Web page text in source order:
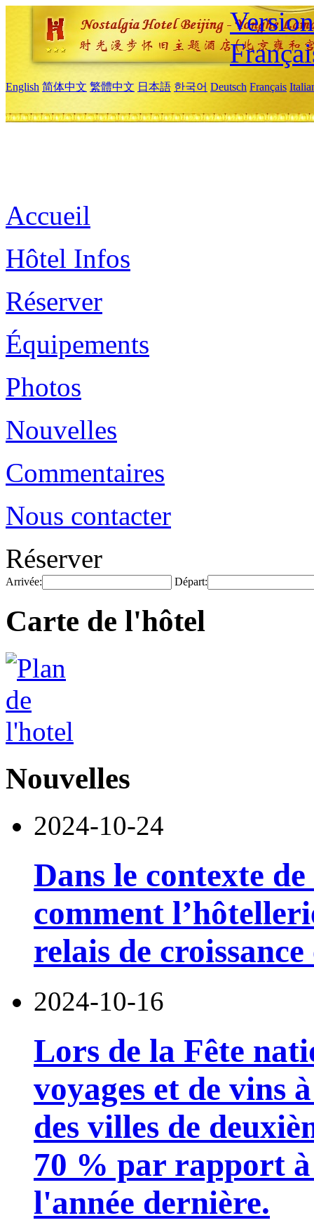
English 简体中文 繁體中文 日本語 한국어 Deutsch Français
Accueil
Hôtel Infos
Réserver
Équipements
Photos
Nouvelles
Commentaires
Nous contacter
Réserver
Arrivée: Départ:
Carte de l'hôtel
Nouvelles
2024-10-24
Dans le contexte
comment
relais de
2024-10-16
Lors de la Fête
voyages et de vins
des villes de
70 % par rapport
l'année dernière.